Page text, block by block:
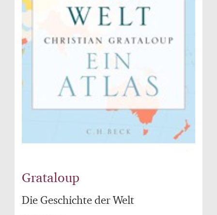
Grataloup
Die Geschichte der Welt